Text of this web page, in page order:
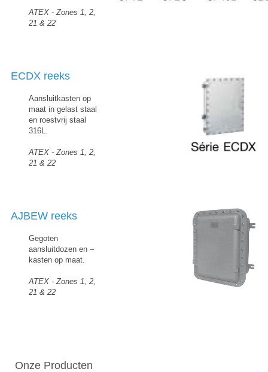
ATEX - Zones 1, 2,
21 & 22
ECDX reeks
Aansluitkasten op
maat in gelast staal
en roestvrij staal
316L.
ATEX - Zones 1, 2,
21 & 22
AJBEW reeks
Gegoten
aansluitdozen en –
kasten op maat.
ATEX - Zones 1, 2,
21 & 22
Onze Producten